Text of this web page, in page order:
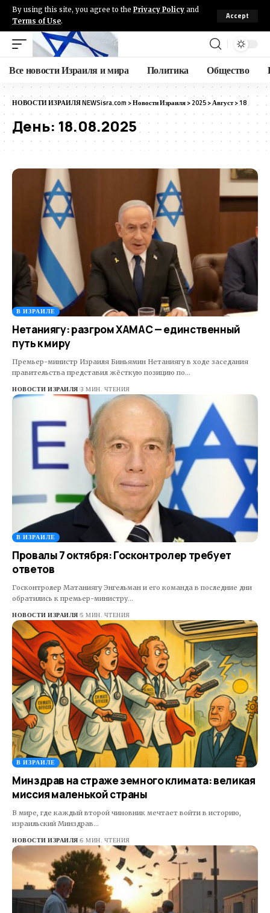
By using this site, you agree to the Privacy Policy and
Terms of Use.
Accept
Все новости Израиля и мира Политика Общество
НОВОСТИ ИЗРАИЛЯ NEWSisra.com >Новости Израиля>2025>Август>18
День:18.08.2025
В ИЗРАИЛЕ
Нетаниягу: разгром ХАМАС — единственный
путь к миру
Премьер-министр Израиля Биньямин Нетаниягу в ходе заседания
правительства представил жёсткую позицию по…
НОВОСТИ ИЗРАИЛЯ 3 МИН. ЧТЕНИЯ
В ИЗРАИЛЕ
Провалы 7 октября: Госконтролер требует
ответов
Госконтролер Матаниягу Энгельман и его команда в последние дни
обратились к премьер-министру…
НОВОСТИ ИЗРАИЛЯ 5 МИН. ЧТЕНИЯ
В ИЗРАИЛЕ
Минздрав на страже земного климата: великая
миссия маленькой страны
В мире, где каждый второй чиновник мечтает войти в историю,
израильский Минздрав…
НОВОСТИ ИЗРАИЛЯ 6 МИН. ЧТЕНИЯ